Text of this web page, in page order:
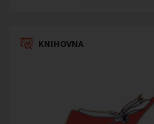
KNIHOVNA